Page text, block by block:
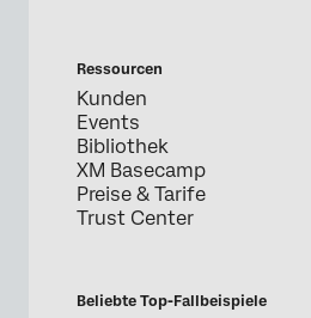
Ressourcen
Kunden
Events
Bibliothek
XM Basecamp
Preise & Tarife
Trust Center
Beliebte Top-Fallbeispiele